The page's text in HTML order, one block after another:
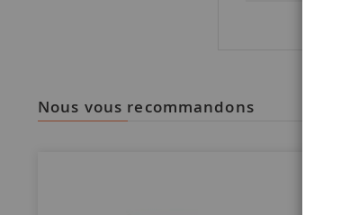
nous vous recommandons